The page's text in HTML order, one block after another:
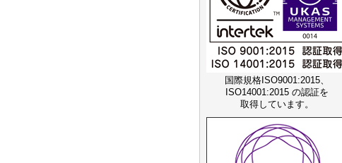
国際規格ISO9001:2015、
ISO14001:2015 の認証を
取得しています。